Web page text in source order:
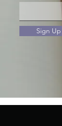
Sign Up